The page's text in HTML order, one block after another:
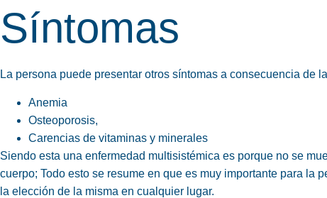
Síntomas
La persona puede presentar otros síntomas a consecuencia de
Anemia
Osteoporosis,
Carencias de vitaminas y minerales
Siendo esta una enfermedad multisistémica es porque no se
cuerpo; Todo esto se resume en que es muy importante para la
la elección de la misma en cualquier lugar.